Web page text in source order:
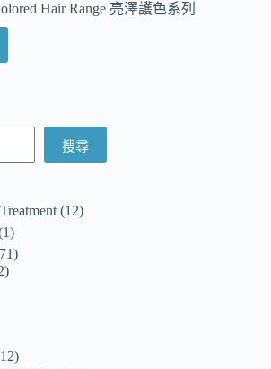
Hair Range 亮澤護色系列
搜尋
12
1
71
12